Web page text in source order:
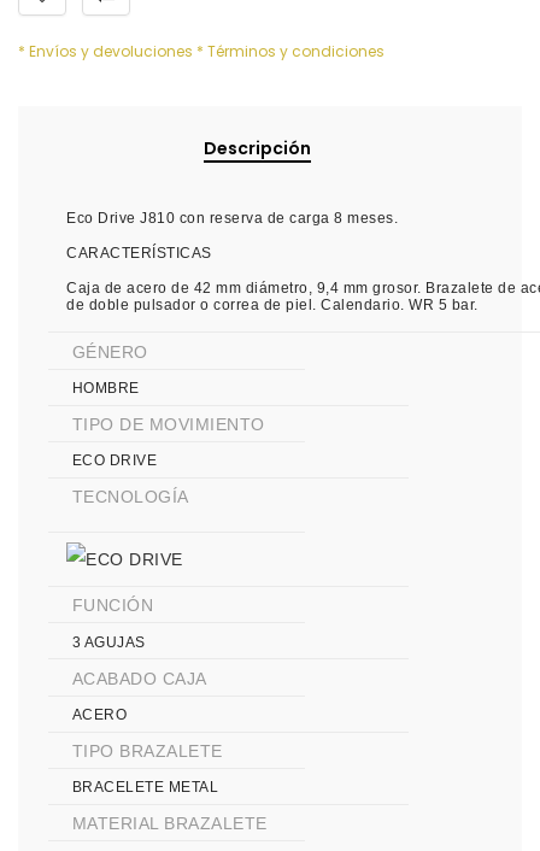
* Envíos y devoluciones * Términos y condiciones
Descripción
Eco Drive J810 con reserva de carga 8 meses.
CARACTERÍSTICAS
Caja de acero de 42 mm diámetro, 9,4 mm grosor. Brazalete de
de doble pulsador o correa de piel. Calendario. WR 5 bar.
GÉNERO
HOMBRE
TIPO DE MOVIMIENTO
ECO DRIVE
TECNOLOGÍA
FUNCIÓN
3 AGUJAS
ACABADO CAJA
ACERO
TIPO BRAZALETE
BRACELETE METAL
MATERIAL BRAZALETE